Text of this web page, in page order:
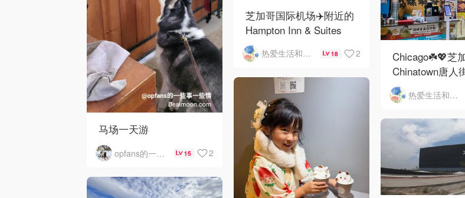
马场一天游
opfans的一些事一些情 15 2
芝加哥国际机场✈️附近的
Hampton Inn & Suites
Rosemont Chicago
O'Hare自助早餐
热爱生活和自由的轻舞飞扬 18 2
Chicago☘️💖芝
Chinatown唐人
mini小美食城
热爱生活和自由的轻舞飞扬